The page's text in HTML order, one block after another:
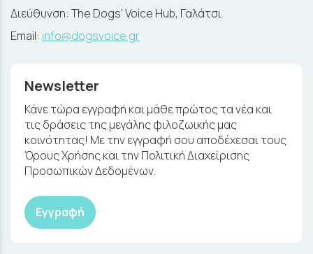
Διεύθυνση: The Dogs' Voice Hub, Γαλάτσι
Email: info@dogsvoice.gr
Newsletter
Κάνε τώρα εγγραφή και μάθε πρώτος τα νέα και
τις δράσεις της μεγάλης φιλοζωικής μας
κοινότητας! Με την εγγραφή σου αποδέχεσαι τους
Όρους Χρήσης και την Πολιτική Διαχείρισης
Προσωπικών Δεδομένων.
Εγγραφή